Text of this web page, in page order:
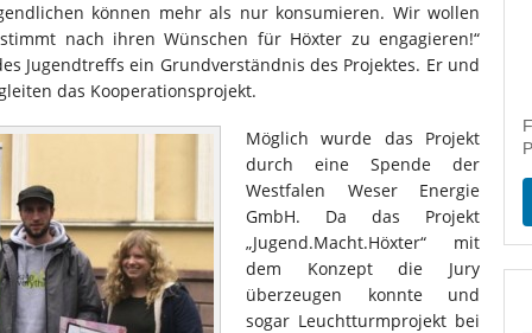
können mehr als nur konsumieren. Wir wollen
nach ihren Wünschen für Höxter zu engagieren!“
Jugendtreffs ein Grundverständnis des Projektes. Er und
das Kooperationsprojekt.
Möglich wurde das Projekt
durch eine Spende der
Westfalen Weser Energie
GmbH. Da das Projekt
„Jugend.Macht.Höxter“ mit
dem Konzept die Jury
überzeugen konnte und
sogar Leuchtturmprojekt bei